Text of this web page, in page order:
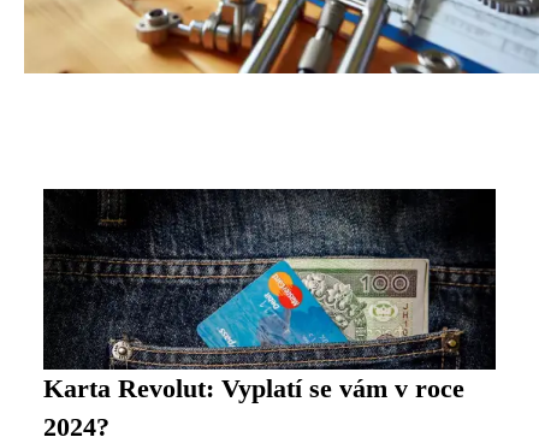
Karta Revolut: Vyplatí se vám v roce
2024?